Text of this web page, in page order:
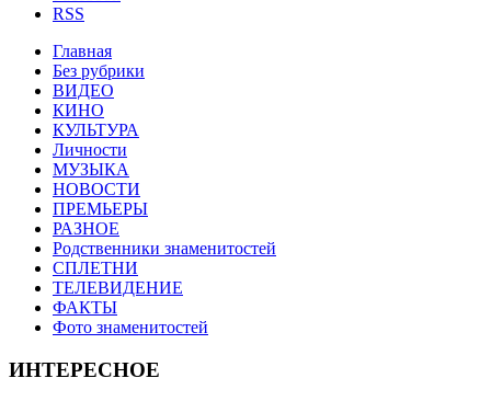
RSS
Главная
Без рубрики
ВИДЕО
КИНО
КУЛЬТУРА
Личности
МУЗЫКА
НОВОСТИ
ПРЕМЬЕРЫ
РАЗНОЕ
Родственники знаменитостей
СПЛЕТНИ
ТЕЛЕВИДЕНИЕ
ФАКТЫ
Фото знаменитостей
ИНТЕРЕСНОЕ